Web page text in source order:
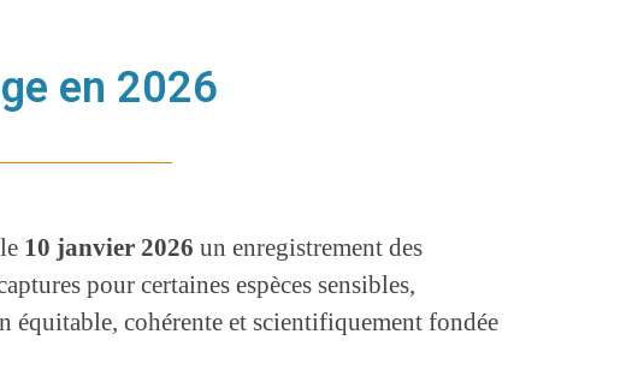
en 2026
10 janvier 2026 un enregistrement des
pour certaines espèces sensibles,
équitable, cohérente et scientifiquement fondée